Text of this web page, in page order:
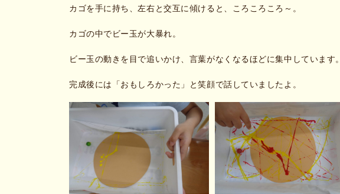
カゴを手に持ち、左右と交互に傾けると、ころころころ～。
カゴの中でビー玉が大暴れ。
ビー玉の動きを目で追いかけ、言葉がなくなるほどに集中しています。
完成後には「おもしろかった」と笑顔で話していましたよ。